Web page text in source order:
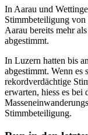
In Aarau und
Stimmbeteiligung
Aarau bereits mehr
abgestimmt.
In Luzern hatten bis
abgestimmt. Wenn es
rekordverdächtige
erwarten, hiess es bei
Stimmbeteiligung.